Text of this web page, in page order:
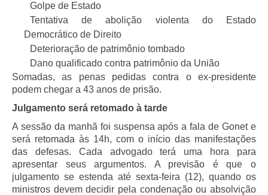
Golpe de Estado
Tentativa de abolição violenta do Estado
Democrático de Direito
Deterioração de patrimônio tombado
Dano qualificado contra patrimônio da União
Somadas, as penas pedidas contra o ex-presidente
podem chegar a 43 anos de prisão.
Julgamento será retomado à tarde
A sessão da manhã foi suspensa após a fala de Gonet e
será retomada às 14h, com o início das manifestações
das defesas. Cada advogado terá uma hora para
apresentar seus argumentos. A previsão é que o
julgamento se estenda até sexta-feira (12), quando os
ministros devem decidir pela condenação ou absolvição